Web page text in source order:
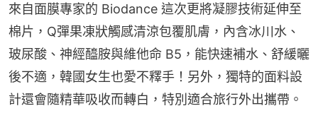
來自面膜專家的 Biodance 這次更將凝膠技術延伸至
棉片，Q彈果凍狀觸感清涼包覆肌膚，內含冰川水、
玻尿酸、神經醯胺與維他命 B5，能快速補水、舒緩曬
後不適，韓國女生也愛不釋手！另外，獨特的面料設
計還會隨精華吸收而轉白，特別適合旅行外出攜帶。